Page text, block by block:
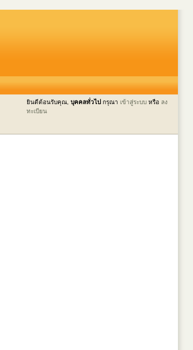
ยินดีต้อนรับคุณ, บุคคลทั่วไป กรุณา เข้าสู่ระบบ หรือ ลง
ทะเบียน